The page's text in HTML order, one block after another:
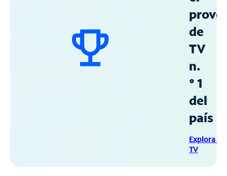
de
TV
n.
° 1
del
país
Explora
TV